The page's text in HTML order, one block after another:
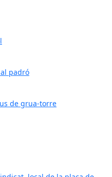
padró
de grua-torre